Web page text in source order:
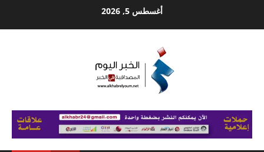
أغسطس 5, 2026